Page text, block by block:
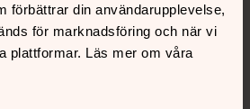
förbättrar din användarupplevelse,
för marknadsföring och när vi
plattformar. Läs mer om våra